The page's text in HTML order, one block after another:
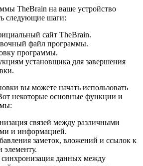
TheBrain на ваше устройство
следующие шаги:
сайт TheBrain.
файл программы.
программы.
установщика для завершения
вы можете начать использовать
некоторые основные функции и
связей между различными
и информацией.
заметок, вложений и ссылок к
элементу.
синхронизация данных между